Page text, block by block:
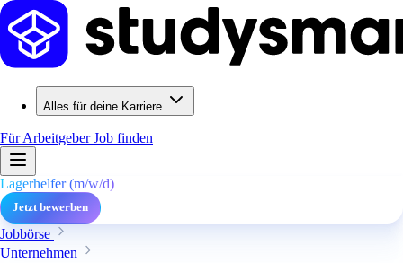
Alles für deine Karriere
Für ArbeitgeberJob finden
Lagerhelfer (m/w/d)
Jetzt bewerben
Jobbörse
Unternehmen